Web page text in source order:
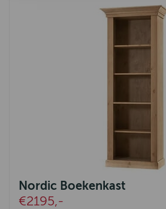
Nordic Boekenkast
€2195,-